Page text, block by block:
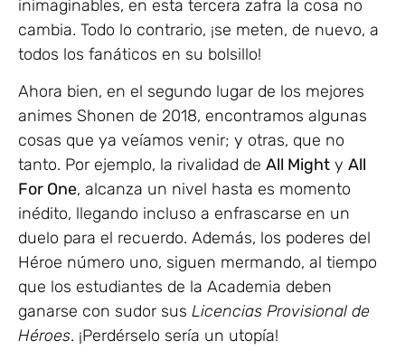
inimaginables, en esta tercera zafra la cosa no
cambia. Todo lo contrario, ¡se meten, de nuevo, a
todos los fanáticos en su bolsillo!
Ahora bien, en el segundo lugar de los mejores
animes Shonen de 2018, encontramos algunas
cosas que ya veíamos venir; y otras, que no
tanto. Por ejemplo, la rivalidad de All Might y All
For One, alcanza un nivel hasta es momento
inédito, llegando incluso a enfrascarse en un
duelo para el recuerdo. Además, los poderes del
Héroe número uno, siguen mermando, al tiempo
que los estudiantes de la Academia deben
ganarse con sudor sus Licencias Provisional de
Héroes. ¡Perdérselo sería un utopía!